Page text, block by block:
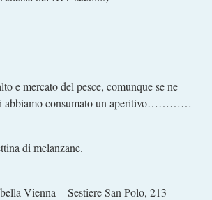
e mercato del pesce, comunque se ne
abbiamo consumato un aperitivo…………
di melanzane.
Vienna – Sestiere San Polo, 213